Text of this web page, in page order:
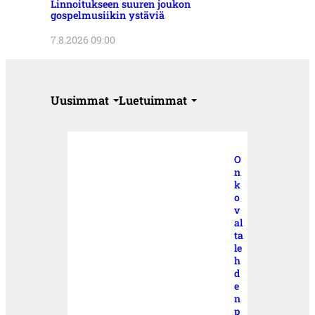
Linnoitukseen suuren joukon
gospelmusiikin ystäviä
7.8.2026 09:00
Uusimmat Luetuimmat
O
n
k
o
v
al
ta
le
h
d
e
n
p